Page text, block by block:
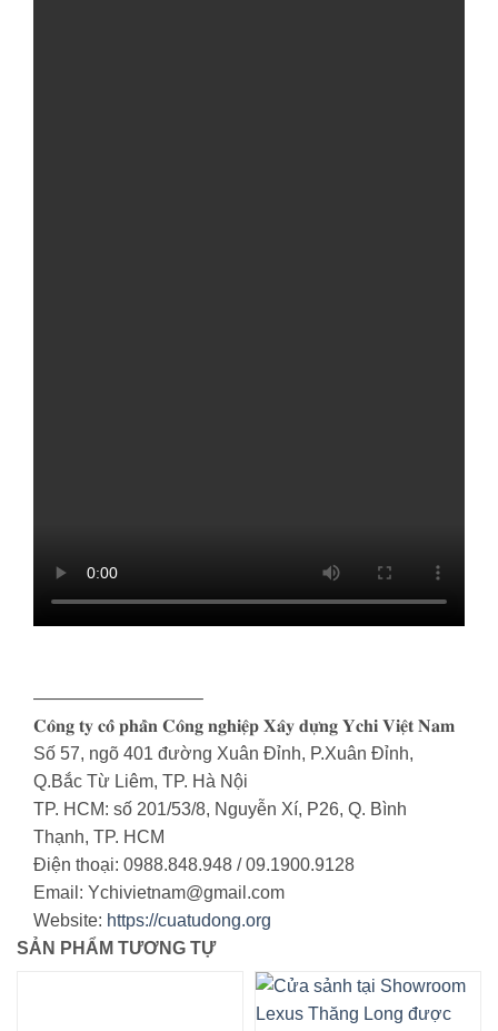
—————————–
𝐂𝐨̂𝐧𝐠 𝐭𝐲 𝐜𝐨̂̉ 𝐩𝐡𝐚̂̀𝐧 𝐂𝐨̂𝐧𝐠 𝐧𝐠𝐡𝐢𝐞̣̂𝐩 𝐗𝐚̂𝐲 𝐝𝐮̛̣𝐧𝐠 𝐘𝐜𝐡𝐢 𝐕𝐢𝐞̣̂𝐭 𝐍𝐚𝐦
Số 57, ngõ 401 đường Xuân Đỉnh, P.Xuân Đỉnh,
Q.Bắc Từ Liêm, TP. Hà Nội
TP. HCM: số 201/53/8, Nguyễn Xí, P26, Q. Bình
Thạnh, TP. HCM
Điện thoại: 0988.848.948 / 09.1900.9128
Email: Ychivietnam@gmail.com
Website: https://cuatudong.org
SẢN PHẨM TƯƠNG TỰ